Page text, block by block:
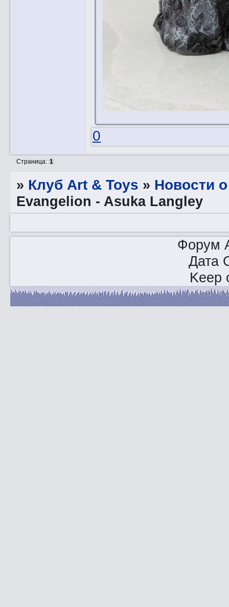
0
Страница: 1
» Клуб Art & Toys » Новости
Evangelion - Asuka Langley
Форум
Дата
Keep